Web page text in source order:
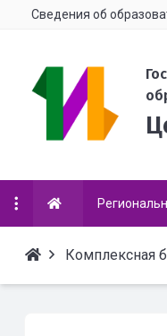
Сведения об
Комплексная